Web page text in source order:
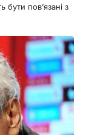
пов’язані з